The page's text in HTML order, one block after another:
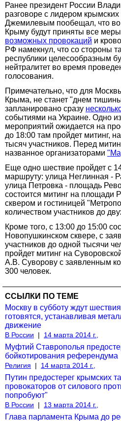
Ранее президент России
разговоре с лидером
Джемилевым пообещал, что
Крыму будут приняты все
возможных провокаций и
РФ намекнул, что со стороны
республики целесообразным
нейтралитет во время
голосования.
Примечательно, что для
Крыма, не станет "днем
запланировано сразу
событиями на Украине. Одно
мероприятий ожидается на
до 18:00 там пройдет митинг,
тысяч участников. Перед
названное организаторами
Еще одно шествие пройдет с
маршруту: улица Неглинная -
улица Петровка - площадь
состоится митинг на площади
сквером и гостиницей
количеством участников до
Кроме того, с 13:00 до 15:00
Новопушкинском сквере, с
участников до одной тысячи
пройдет митинг на
А.В. Суворову с заявленным
300 человек.
ССЫЛКИ ПО ТЕМЕ
Москву в субботу ждут
готовятся, устанавливая
движение
В России | 14 марта 2014 г.,
Муфтий Ставрополья
бойкотирования референдума
Религия | 14 марта 2014 г.,
Путин предостерег крымских
провокаторов от силового
попробуют"
В России | 13 марта 2014 г.,
Глава парламента Крыма до